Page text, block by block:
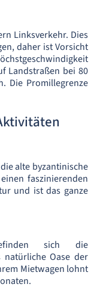
Linksverkehr. Dies
daher ist Vorsicht
Landstraßen bei 80
Die Promillegrenze
alte byzantinische
faszinierenden
und ist das ganze
sich die
natürliche Oase der
Mietwagen lohnt